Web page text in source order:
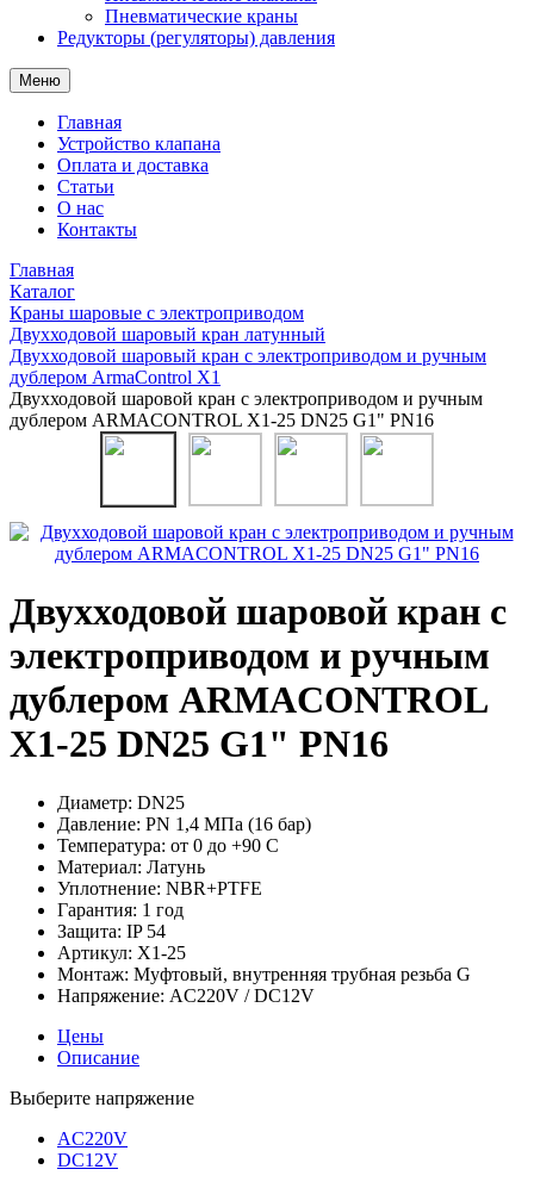
Пневматические краны
Редукторы (регуляторы) давления
Меню
Главная
Устройство клапана
Оплата и доставка
Статьи
О нас
Контакты
Главная
Каталог
Краны шаровые с электроприводом
Двухходовой шаровый кран латунный
Двухходовой шаровый кран с электроприводом и ручным
дублером ArmaControl X1
Двухходовой шаровой кран с электроприводом и ручным
дублером ARMACONTROL X1-25 DN25 G1" PN16
Двухходовой шаровой кран с
электроприводом и ручным
дублером ARMACONTROL
X1-25 DN25 G1" PN16
Диаметр: DN25
Давление: PN 1,4 МПа (16 бар)
Температура: от 0 до +90 С
Материал: Латунь
Уплотнение: NBR+PTFE
Гарантия: 1 год
Защита: IP 54
Артикул: X1-25
Монтаж: Муфтовый, внутренняя трубная резьба G
Напряжение: AC220V / DC12V
Цены
Описание
Выберите напряжение
AC220V
DC12V